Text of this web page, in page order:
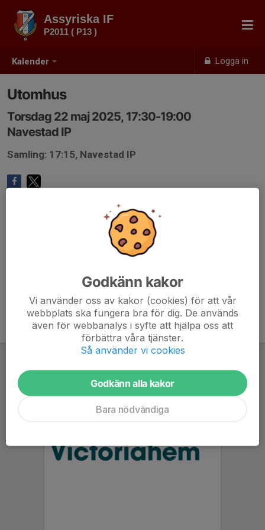
Kalender Logga in
Assyriska IF
P2011 ( P13 )
Utomhus
Torsdag 22 maj 2025, 17:30-19:00
Navestad IP
Samling: 17:15, Navestad IP
Godkänn kakor
Vi använder oss av kakor (cookies) för att vår
webbplats ska fungera bra för dig. De används
även för webbanalys i syfte att hjälpa oss att
förbättra våra tjänster.
Så använder vi cookies
Godkänn alla kakor
Bara nödvändiga